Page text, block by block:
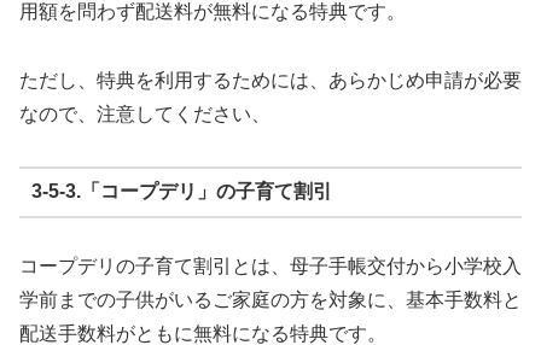
用額を問わず配送料が無料になる特典です。
ただし、特典を利用するためには、あらかじめ申請が必要
なので、注意してください、
3-5-3.「コープデリ」の子育て割引
コープデリの子育て割引とは、母子手帳交付から小学校入
学前までの子供がいるご家庭の方を対象に、基本手数料と
配送手数料がともに無料になる特典です。